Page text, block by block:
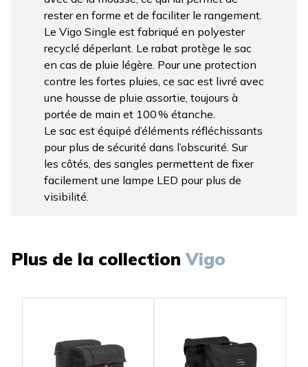
rester en forme et de faciliter le rangement.
Le Vigo Single est fabriqué en polyester
recyclé déperlant. Le rabat protège le sac
en cas de pluie légère. Pour une protection
contre les fortes pluies, ce sac est livré avec
une housse de pluie assortie, toujours à
portée de main et 100 % étanche.
Le sac est équipé d’éléments réfléchissants
pour plus de sécurité dans l’obscurité. Sur
les côtés, des sangles permettent de fixer
facilement une lampe LED pour plus de
visibilité.
Plus de la collection Vigo